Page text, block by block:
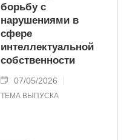
борьбу с
нарушениями в
сфере
интеллектуальной
собственности
07/05/2026
ТЕМА ВЫПУСКА